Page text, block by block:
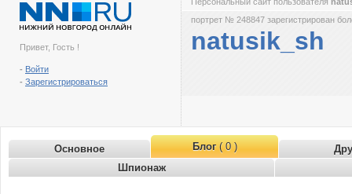
Привет, Гость !
- Войти
- Зарегистрироваться
портрет № 248847 зарегистрирован
natusik_sh
Основное Блог( 0 )
Шпионаж